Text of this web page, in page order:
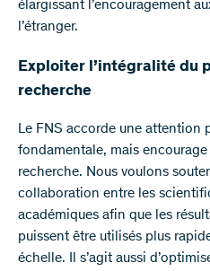
élargissant l’encouragement
l’étranger.
Exploiter l’intégralité du
recherche
Le FNS accorde une attention
fondamentale, mais encourage
recherche. Nous voulons
collaboration entre les
académiques afin que les
puissent être utilisés plus
échelle. Il s’agit aussi